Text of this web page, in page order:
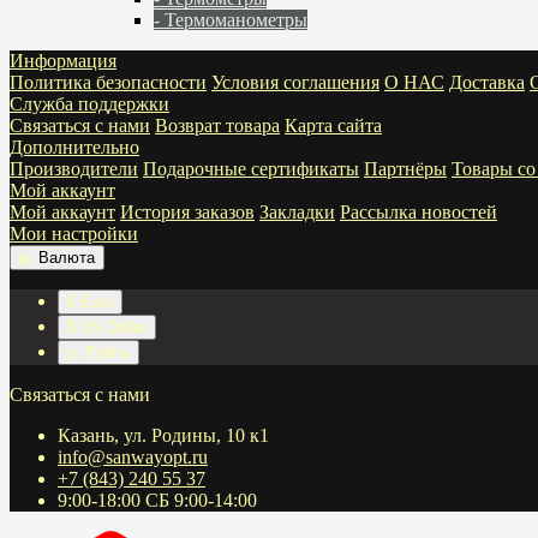
- Термоманометры
Информация
Политика безопасности Условия соглашения О НАС Доставка
Служба поддержки
Связаться с нами Возврат товара Карта сайта
Дополнительно
Производители Подарочные сертификаты Партнёры Товары
Мой аккаунт
Мой аккаунт История заказов Закладки Рассылка новостей
Мои настройки
р. Валюта
€ Euro
$ US Dollar
р. Рубль
Связаться с нами
Казань, ул. Родины, 10 к1
info@sanwayopt.ru
+7 (843) 240 55 37
9:00-18:00 СБ 9:00-14:00